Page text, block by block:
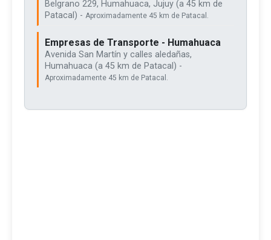
Belgrano 229, Humahuaca, Jujuy (a 45 km de
Patacal) - Aproximadamente 45 km de Patacal.
Empresas de Transporte - Humahuaca
Avenida San Martín y calles aledañas,
Humahuaca (a 45 km de Patacal) -
Aproximadamente 45 km de Patacal.